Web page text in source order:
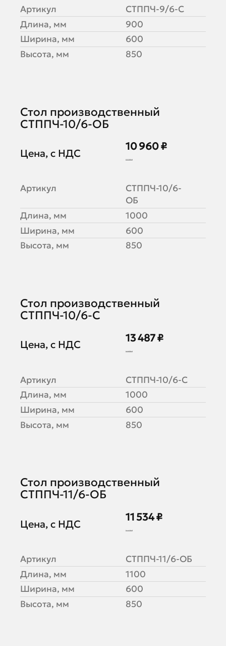
Артикул
СТППЧ-9/6-С
Длина, мм
900
Ширина, мм
600
Высота, мм
850
Стол производственный
СТППЧ-10/6-ОБ
Цена, с НДС
10 960 ₽
13 700 ₽
Артикул
СТППЧ-10/6-
ОБ
Длина, мм
1000
Ширина, мм
600
Высота, мм
850
Стол производственный
СТППЧ-10/6-С
Цена, с НДС
13 487 ₽
16 859 ₽
Артикул
СТППЧ-10/6-С
Длина, мм
1000
Ширина, мм
600
Высота, мм
850
Стол производственный
СТППЧ-11/6-ОБ
Цена, с НДС
11 534 ₽
14 418 ₽
Артикул
СТППЧ-11/6-ОБ
Длина, мм
1100
Ширина, мм
600
Высота, мм
850